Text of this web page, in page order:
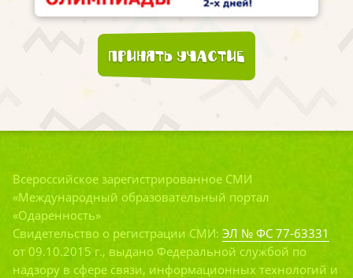
Принять участие
Всероссийское зарегистрированное СМИ
«Международный образовательный портал
«Одаренность»
Свидетельство о регистрации СМИ: ЭЛ № ФС 77-63331
от 09.10.2015 г., выдано Федеральной службой по
надзору в сфере связи, информационных технологий и